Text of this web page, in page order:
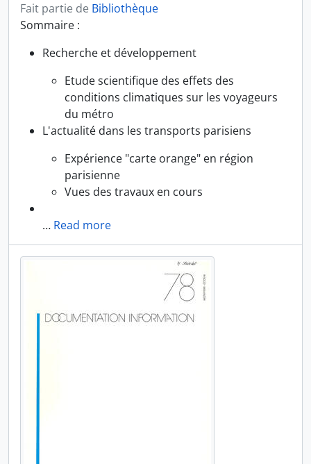
Fait partie de Bibliothèque
Sommaire :
Recherche et développement
Etude scientifique des effets des
conditions climatiques sur les voyageurs
du métro
L'actualité dans les transports parisiens
Expérience "carte orange" en région
parisienne
Vues des travaux en cours
… Read more